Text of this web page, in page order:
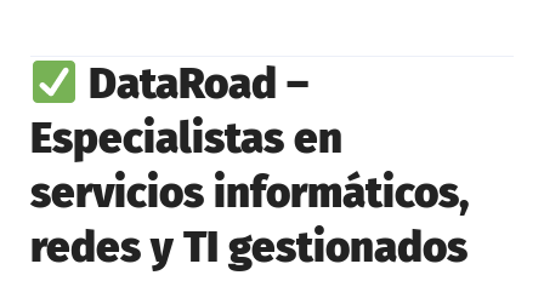
DataRoad –
Especialistas en
servicios informáticos,
redes y TI gestionados